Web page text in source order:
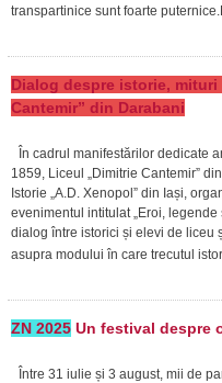
transpartinice sunt foarte
Dialog despre istorie,
Cantemir” din Darabani
În cadrul manifestărilor dedicate
1859, Liceul „Dimitrie Cantemir”
Istorie „A.D. Xenopol” din Iași,
evenimentul intitulat „Eroi,
dialog între istorici și elevi de liceu
asupra modului în care trecutul
ZN 2025Un festival despre
Între 31 iulie și 3 august, mii de